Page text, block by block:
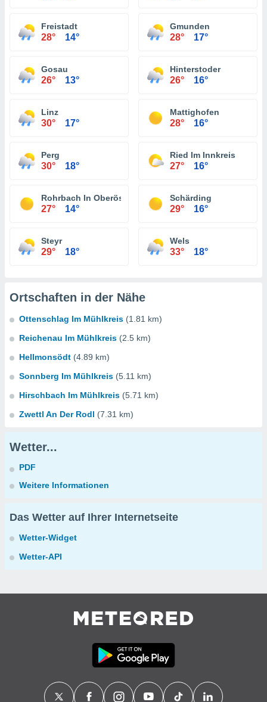
Freistadt
28° 14°
Gmunden
28° 17°
Gosau
26° 13°
Hinterstoder
26° 16°
Linz
30° 17°
Mattighofen
28° 16°
Perg
30° 18°
Ried Im Innkreis
27° 16°
Rohrbach In Oberösterreich
27° 14°
Schärding
29° 16°
Steyr
29° 18°
Wels
33° 18°
Ortschaften in der Nähe
Ottenschlag Im Mühlkreis (1.81 km)
Reichenau Im Mühlkreis (2.5 km)
Hellmonsödt (4.89 km)
Sonnberg Im Mühlkreis (5.11 km)
Hirschbach Im Mühlkreis (5.71 km)
Zwettl An Der Rodl (7.31 km)
Wetter...
PDF
Weitere Informationen
Das Wetter auf Ihrer Internetseite
Wetter-Widget
Wetter-API